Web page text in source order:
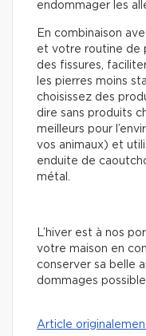
endommager les
En combinaison
et votre routine de
des fissures,
les pierres moins
choisissez des
dire sans produits
meilleurs pour
vos animaux) et
enduite de
métal.
L’hiver est à nos
votre maison en
conserver sa belle
dommages
Article